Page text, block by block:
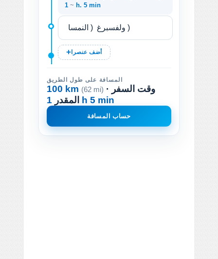
~ 1 h. 5 min
أضف عنصرا
المسافة على طول الطريق
100 km (62 mi) · وقت السفر
المقدر 1 h 5 min
حساب المسافة